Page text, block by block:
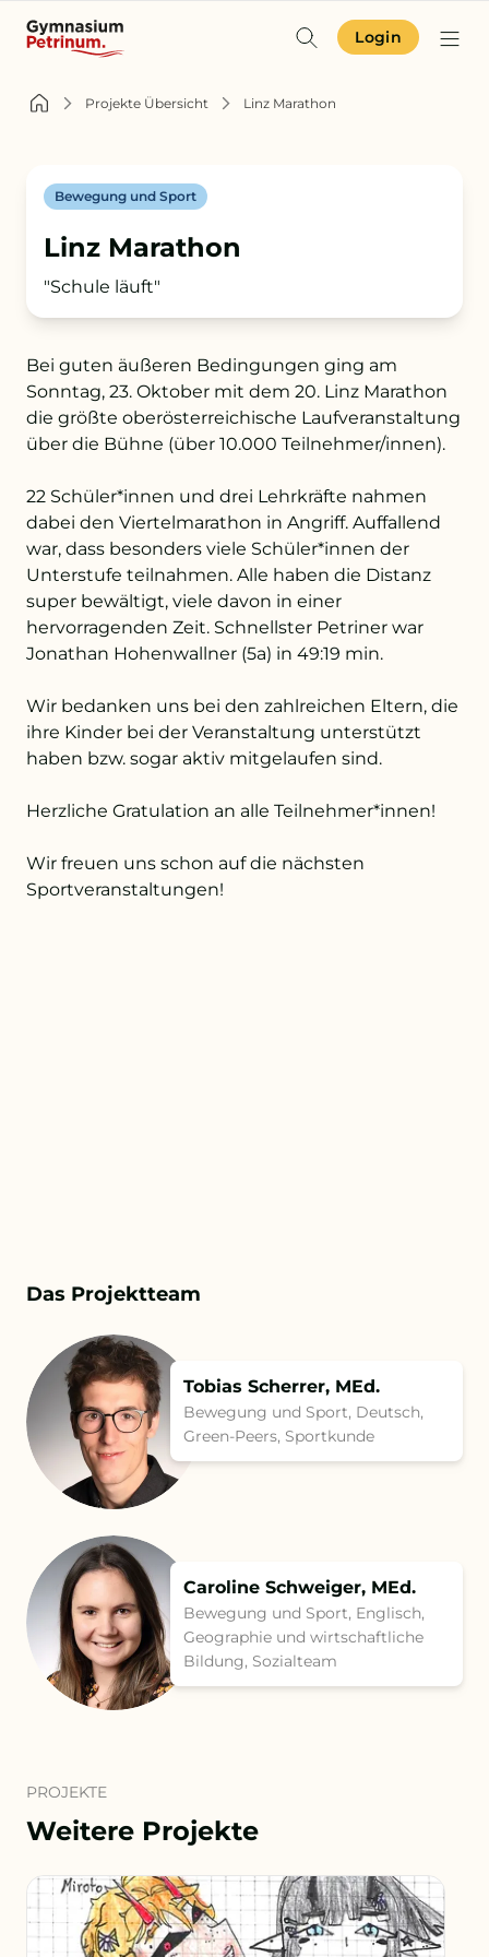
Identität & Angebot
Schulgemeinschaft
Orientierung
Zur Terminübersicht
Zum Schulkompass
Zur Aufnahme
+43 732 736 581 - 4411
schule@petrinum.at
Stellenangebote
Logout
Login
Projekte Übersicht Linz Marathon
Bewegung und Sport
Linz Marathon
"Schule läuft"
Bei guten äußeren Bedingungen ging am
Sonntag, 23. Oktober mit dem 20. Linz Marathon
die größte oberösterreichische Laufveranstaltung
über die Bühne (über 10.000 Teilnehmer/innen).
22 Schüler*innen und drei Lehrkräfte nahmen
dabei den Viertelmarathon in Angriff. Auffallend
war, dass besonders viele Schüler*innen der
Unterstufe teilnahmen. Alle haben die Distanz
super bewältigt, viele davon in einer
hervorragenden Zeit. Schnellster Petriner war
Jonathan Hohenwallner (5a) in 49:19 min.
Wir bedanken uns bei den zahlreichen Eltern, die
ihre Kinder bei der Veranstaltung unterstützt
haben bzw. sogar aktiv mitgelaufen sind.
Herzliche Gratulation an alle Teilnehmer*innen!
Wir freuen uns schon auf die nächsten
Sportveranstaltungen!
Das Projektteam
Tobias Scherrer, MEd.
Bewegung und Sport, Deutsch,
Green-Peers, Sportkunde
Caroline Schweiger, MEd.
Bewegung und Sport, Englisch,
Geographie und wirtschaftliche
Bildung, Sozialteam
PROJEKTE
Weitere Projekte